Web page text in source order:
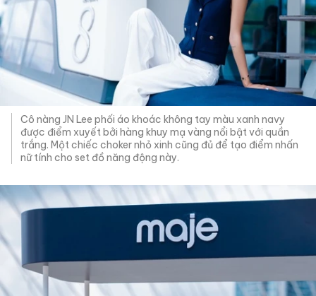
Cô nàng JN Lee phối áo khoác không tay màu xanh navy
được điểm xuyết bởi hàng khuy mạ vàng nổi bật với quần
trắng. Một chiếc choker nhỏ xinh cũng đủ để tạo điểm nhấn
nữ tính cho set đồ năng động này.